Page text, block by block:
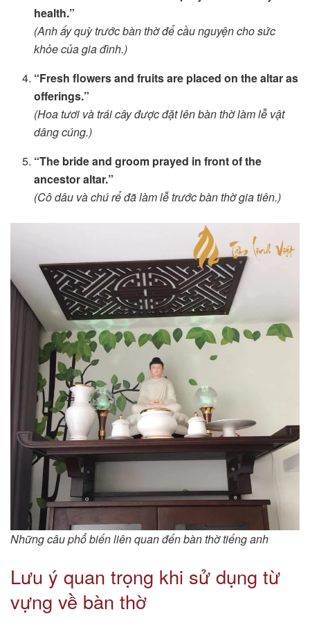
health.”
(Anh ấy quỳ trước bàn thờ để cầu nguyện cho sức
khỏe của gia đình.)
“Fresh flowers and fruits are placed on the altar as
offerings.”
(Hoa tươi và trái cây được đặt lên bàn thờ làm lễ vật
dâng cúng.)
“The bride and groom prayed in front of the
ancestor altar.”
(Cô dâu và chú rể đã làm lễ trước bàn thờ gia tiên.)
Những câu phổ biến liên quan đến bàn thờ tiếng anh
Lưu ý quan trọng khi sử dụng từ
vựng về bàn thờ